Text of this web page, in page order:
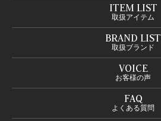
ITEM LIST
取扱アイテム
BRAND LIST
取扱ブランド
VOICE
お客様の声
FAQ
よくある質問